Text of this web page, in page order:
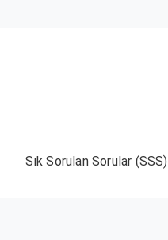
Sık Sorulan Sorular (SSS)